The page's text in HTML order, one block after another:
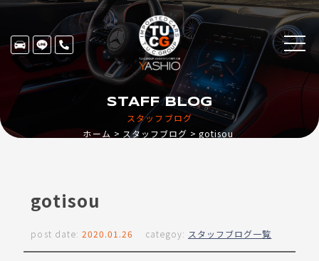
スタッフブログ
STAFF BLOG
ホーム スタッフブログ gotisou
gotisou
post date: 2020.01.26 categoy: スタッフブログ一覧